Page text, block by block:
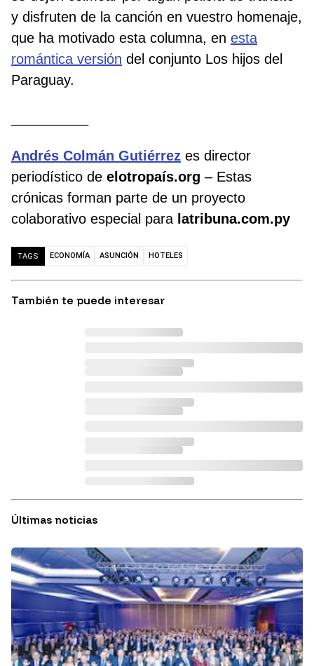
y disfruten de la canción en vuestro homenaje,
que ha motivado esta columna, en esta
romántica versión del conjunto Los hijos del
Paraguay.
Andrés Colmán Gutiérrez es director
periodístico de elotropaís.org – Estas
crónicas forman parte de un proyecto
colaborativo especial para latribuna.com.py
TAGS ECONOMÍA ASUNCIÓN HOTELES
También te puede interesar
Últimas noticias